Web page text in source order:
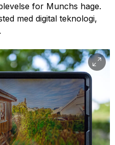
for Munchs hage.
med digital teknologi,